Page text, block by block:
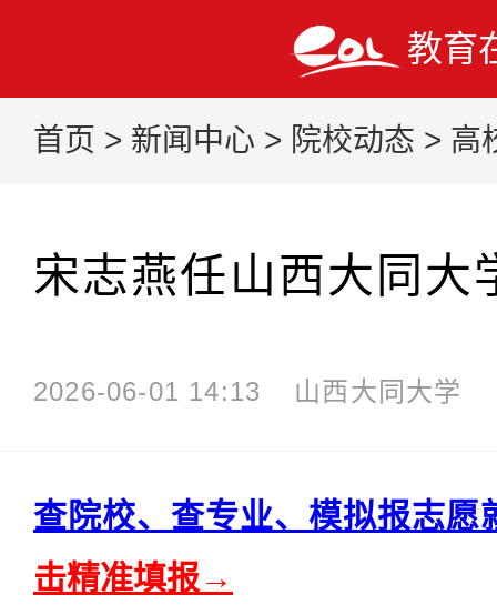
教育
首页 > 新闻中心 > 院校动态 > 高
宋志燕任山西大同大
2026-06-01 14:13 山西大同大学
查院校、查专业、模拟报志
击精准填报→